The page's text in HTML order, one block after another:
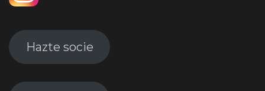
Hazte socie